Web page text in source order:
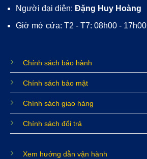
Người đại diện: Đặng Huy Hoàng
Giờ mở cửa: T2 - T7: 08h00 - 17h00
Chính sách bảo hành
Chính sách bảo mật
Chính sách giao hàng
Chính sách đổi trả
Xem hướng dẫn vận hành